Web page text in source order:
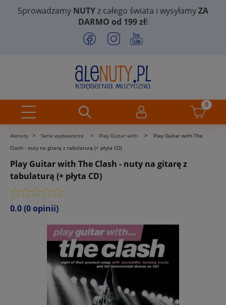
Sprowadzamy NUTYz całego świata i wysyłamyZA
DARMO od 199 zł!
Alenuty > Serie wydawnicze > Play Guitar with >
Play Guitar with The
Clash - nuty na gitarę z tabulaturą (+ płyta CD)
Play Guitar with The Clash - nuty na gitarę z
tabulaturą (+ płyta CD)
0.0(0 opinii)